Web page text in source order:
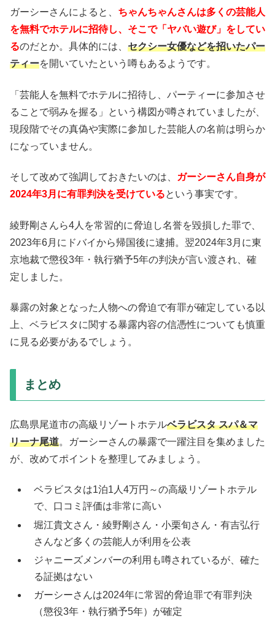
ガーシーさんによると、 ちゃんちゃんさんは多くの芸能人
を無料でホテルに招待し、そこで「ヤバい遊び」をしてい
るのだとか。具体的には、 セクシー女優などを招いたパー
ティーを開いていたという噂もあるようです。
「芸能人を無料でホテルに招待し、パーティーに参加させ
ることで弱みを握る」という構図が噂されていましたが、
現段階でその真偽や実際に参加した芸能人の名前は明らか
になっていません。
そして改めて強調しておきたいのは、
ガーシーさん自身が
2024年3月に有罪判決を受けているという事実です。
綾野剛さんら4人を常習的に脅迫し名誉を毀損した罪で、
2023年6月にドバイから帰国後に逮捕。翌2024年3月に東
京地裁で懲役3年・執行猶予5年の判決が言い渡され、確
定しました。
暴露の対象となった人物への脅迫で有罪が確定している以
上、ベラビスタに関する暴露内容の信憑性についても慎重
に見る必要があるでしょう。
まとめ
広島県尾道市の高級リゾートホテルベラビスタ スパ＆マ
リーナ尾道。ガーシーさんの暴露で一躍注目を集めました
が、改めてポイントを整理してみましょう。
ベラビスタは1泊1人4万円～の高級リゾートホテル
で、口コミ評価は非常に高い
堀江貴文さん・綾野剛さん・小栗旬さん・有吉弘行
さんなど多くの芸能人が利用を公表
ジャニーズメンバーの利用も噂されているが、確た
る証拠はない
ガーシーさんは2024年に常習的脅迫罪で有罪判決
（懲役3年・執行猶予5年）が確定